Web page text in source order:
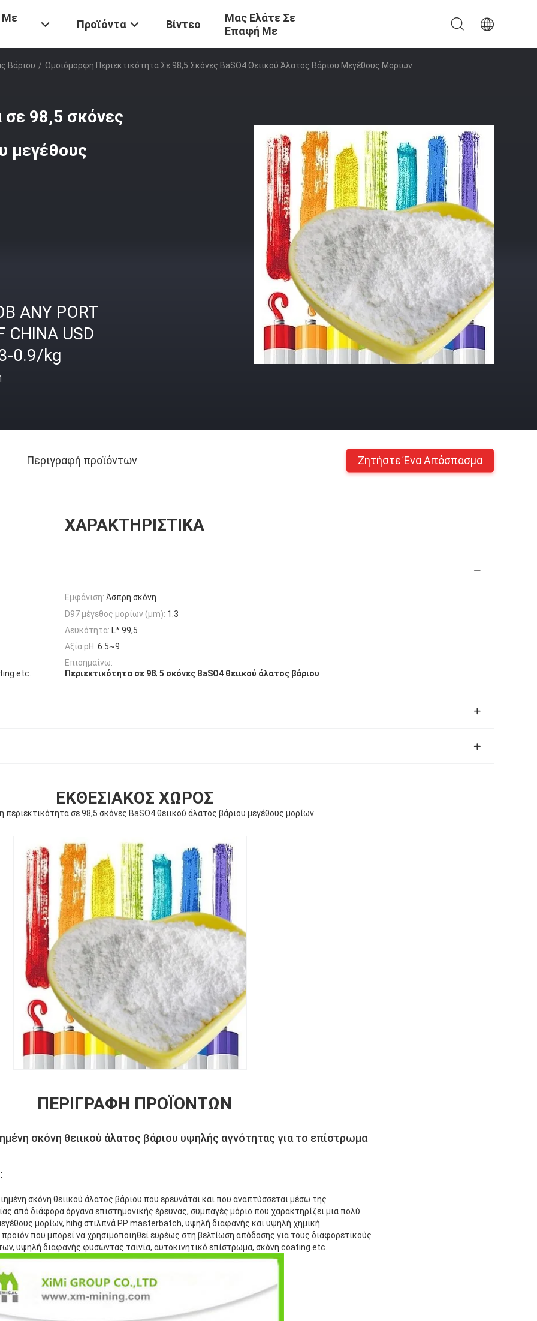
Με
Προϊόντα Βίντεο
Μας Ελάτε Σε
Επαφή Με
Βάριου / Ομοιόμορφη Περιεκτικότητα Σε 98,5 Σκόνες BaSO4 Θειικού Άλατος Βάριου Μεγέθους Μορίων
σε 98,5 σκόνες
μεγέθους
ANY PORT
CHINA USD
0.9/kg
Περιγραφή προϊόντων Ζητήστε Ένα Απόσπασμα
ΧΑΡΑΚΤΗΡΙΣΤΙΚΆ
Εμφάνιση: Άσπρη σκόνη
D97 μέγεθος μορίων (μm): 1.3
Λευκότητα: L* 99,5
Αξία pH: 6.5~9
Επισημαίνω:
Περιεκτικότητα σε 98, 5 σκόνες BaSO4 θειικού άλατος βάριου
ΕΚΘΕΣΙΑΚΌΣ ΧΏΡΟΣ
περιεκτικότητα σε 98,5 σκόνες BaSO4 θειικού άλατος βάριου μεγέθους μορίων
ΠΕΡΙΓΡΑΦΉ ΠΡΟΪΌΝΤΩΝ
σκόνη θειικού άλατος βάριου υψηλής αγνότητας για το επίστρωμα
σκόνη θειικού άλατος βάριου που ερευνάται και που αναπτύσσεται μέσω της
από διάφορα όργανα επιστημονικής έρευνας, συμπαγές μόριο που χαρακτηρίζει μια πολύ
μορίων, hihg στιλπνά PP masterbatch, υψηλή διαφανής και υψηλή χημική
προϊόν που μπορεί να χρησιμοποιηθεί ευρέως στη βελτίωση απόδοσης για τους διαφορετικούς
υψηλή διαφανής φυσώντας ταινία, αυτοκινητικό επίστρωμα, σκόνη coating.etc.